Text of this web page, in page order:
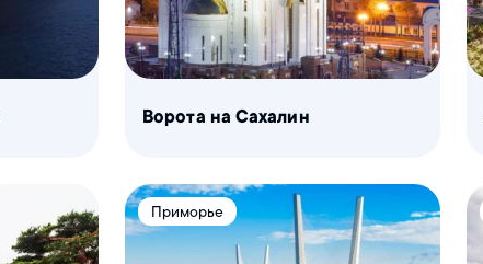
Ворота на Сахалин
Приморье